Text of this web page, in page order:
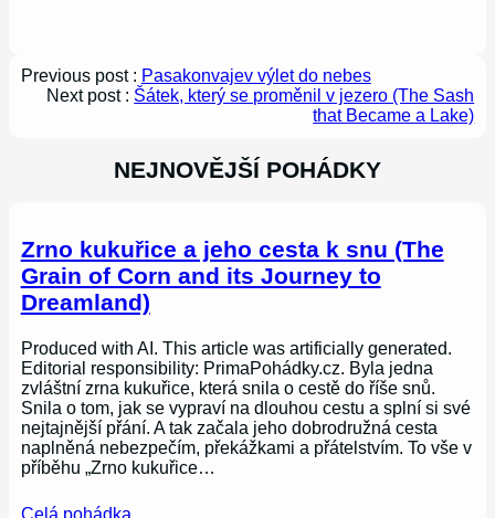
Previous post : Pasakonvajev výlet do nebes
Next post : Šátek, který se proměnil v jezero (The Sash
that Became a Lake)
NEJNOVĚJŠÍ POHÁDKY
Zrno kukuřice a jeho cesta k snu (The
Grain of Corn and its Journey to
Dreamland)
Produced with AI. This article was artificially generated.
Editorial responsibility: PrimaPohádky.cz. Byla jedna
zvláštní zrna kukuřice, která snila o cestě do říše snů.
Snila o tom, jak se vypraví na dlouhou cestu a splní si své
nejtajnější přání. A tak začala jeho dobrodružná cesta
naplněná nebezpečím, překážkami a přátelstvím. To vše v
příběhu „Zrno kukuřice…
Celá pohádka